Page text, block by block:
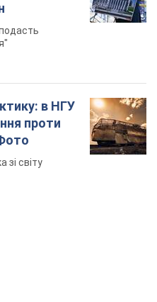
в НГУ
проти
зі світу